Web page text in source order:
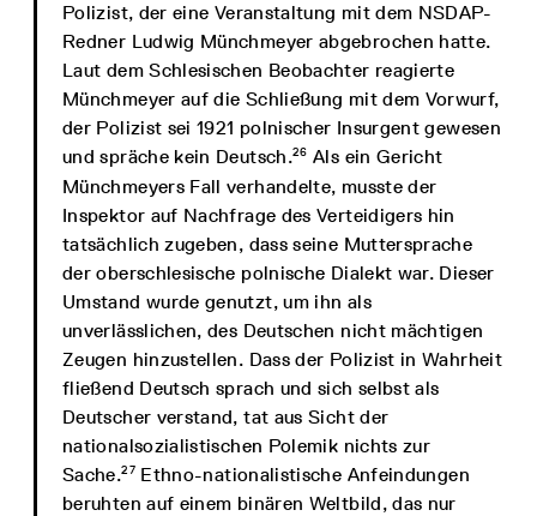
Polizist, der eine Veranstaltung mit dem NSDAP-
Redner Ludwig Münchmeyer abgebrochen hatte.
Laut dem Schlesischen Beobachter reagierte
Münchmeyer auf die Schließung mit dem Vorwurf,
der Polizist sei 1921 polnischer Insurgent gewesen
und spräche kein Deutsch.26 Als ein Gericht
Münchmeyers Fall verhandelte, musste der
Inspektor auf Nachfrage des Verteidigers hin
tatsächlich zugeben, dass seine Muttersprache
der oberschlesische polnische Dialekt war. Dieser
Umstand wurde genutzt, um ihn als
unverlässlichen, des Deutschen nicht mächtigen
Zeugen hinzustellen. Dass der Polizist in Wahrheit
fließend Deutsch sprach und sich selbst als
Deutscher verstand, tat aus Sicht der
nationalsozialistischen Polemik nichts zur
Sache.27Ethno-nationalistische Anfeindungen
beruhten auf einem binären Weltbild, das nur